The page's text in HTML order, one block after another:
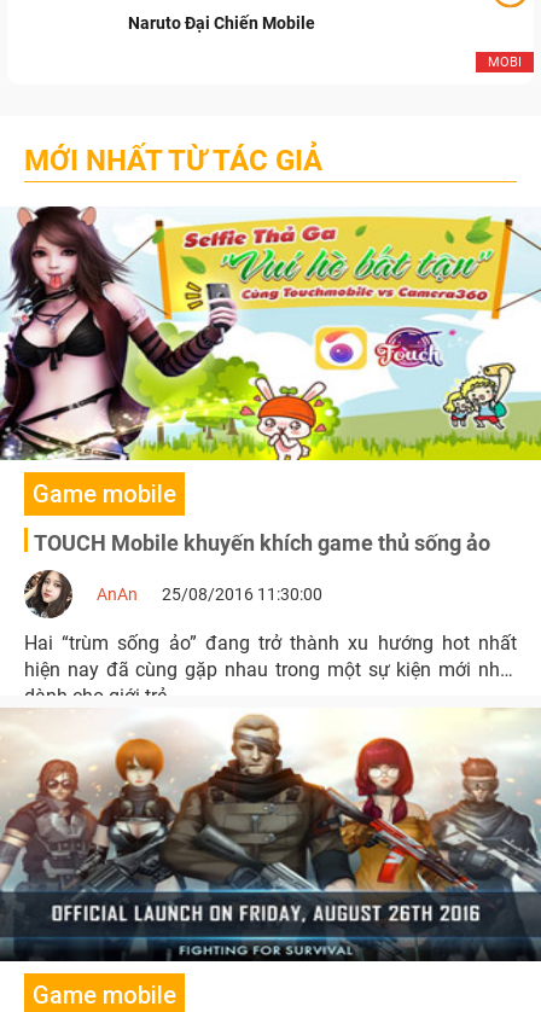
MOBI
Naruto Đại Chiến Mobile
MỚI NHẤT TỪ TÁC GIẢ
Game mobile
TOUCH Mobile khuyến khích game thủ sống ảo
AnAn 25/08/2016 11:30:00
Hai “trùm sống ảo” đang trở thành xu hướng hot nhất
hiện nay đã cùng gặp nhau trong một sự kiện mới nhất
dành cho giới trẻ.
Game mobile